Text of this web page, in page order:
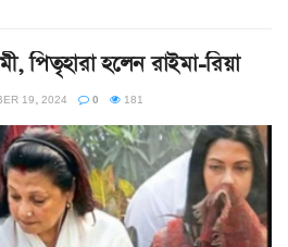
পিতৃহারা হলেন রাইমা-রিয়া
19, 2024 0 181